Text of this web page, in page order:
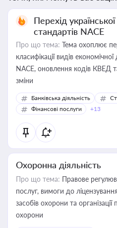
Перехід
стандартів NACE
Про що тема: Тема охоплює
класифікації видів
NACE, оновлення кодів КВЕД
зміни
Банківська діяльність
Фінансові послуги
+13
Охоронна діяльність
Про що тема: Правове
послуг, вимоги до
засобів охорони та організації
охорони